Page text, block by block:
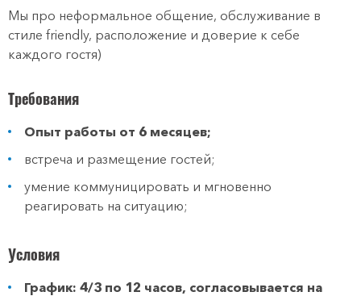
Мы про неформальное общение, обслуживание в
стиле friendly, расположение и доверие к себе
каждого гостя)
Требования
Опыт работы от 6 месяцев;
встреча и размещение гостей;
умение коммуницировать и мгновенно
реагировать на ситуацию;
Условия
График: 4/3 по 12 часов, согласовывается на